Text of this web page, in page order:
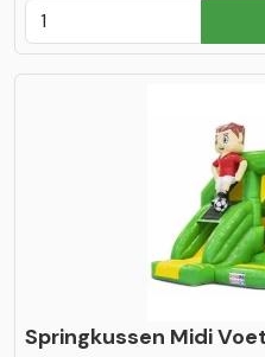
Springkussen Midi